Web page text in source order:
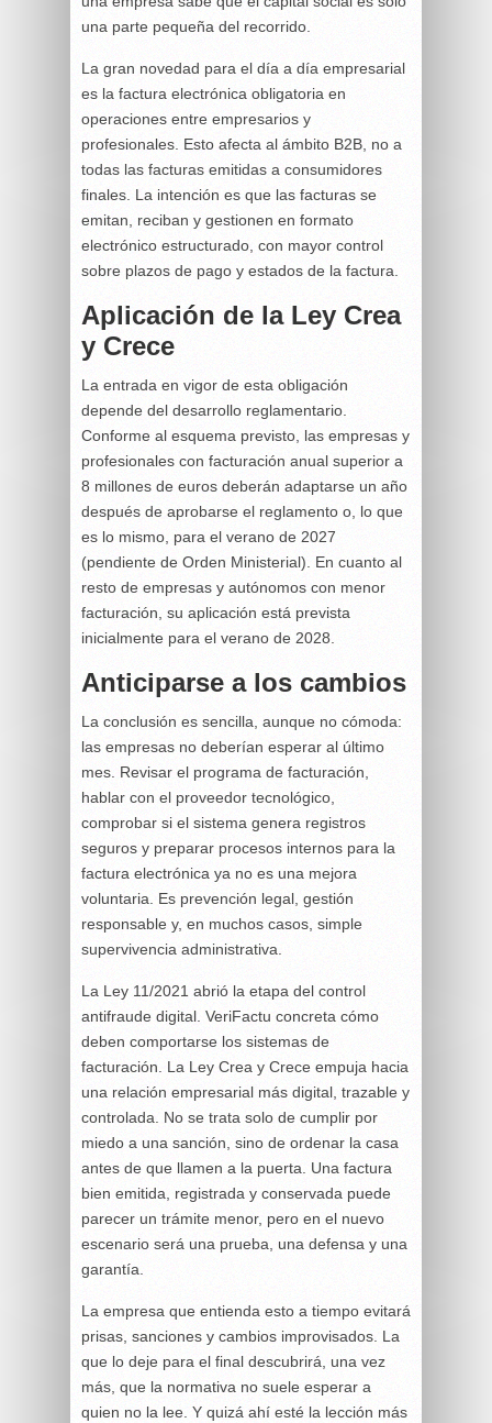
una parte pequeña del recorrido.
La gran novedad para el día a día empresarial
es la factura electrónica obligatoria en
operaciones entre empresarios y
profesionales. Esto afecta al ámbito B2B, no a
todas las facturas emitidas a consumidores
finales. La intención es que las facturas se
emitan, reciban y gestionen en formato
electrónico estructurado, con mayor control
sobre plazos de pago y estados de la factura.
Aplicación de la Ley Crea
y Crece
La entrada en vigor de esta obligación
depende del desarrollo reglamentario.
Conforme al esquema previsto, las empresas y
profesionales con facturación anual superior a
8 millones de euros deberán adaptarse un año
después de aprobarse el reglamento o, lo que
es lo mismo, para el verano de 2027
(pendiente de Orden Ministerial). En cuanto al
resto de empresas y autónomos con menor
facturación, su aplicación está prevista
inicialmente para el verano de 2028.
Anticiparse a los cambios
La conclusión es sencilla, aunque no cómoda:
las empresas no deberían esperar al último
mes. Revisar el programa de facturación,
hablar con el proveedor tecnológico,
comprobar si el sistema genera registros
seguros y preparar procesos internos para la
factura electrónica ya no es una mejora
voluntaria. Es prevención legal, gestión
responsable y, en muchos casos, simple
supervivencia administrativa.
La Ley 11/2021 abrió la etapa del control
antifraude digital. VeriFactu concreta cómo
deben comportarse los sistemas de
facturación. La Ley Crea y Crece empuja hacia
una relación empresarial más digital, trazable y
controlada. No se trata solo de cumplir por
miedo a una sanción, sino de ordenar la casa
antes de que llamen a la puerta. Una factura
bien emitida, registrada y conservada puede
parecer un trámite menor, pero en el nuevo
escenario será una prueba, una defensa y una
garantía.
La empresa que entienda esto a tiempo evitará
prisas, sanciones y cambios improvisados. La
que lo deje para el final descubrirá, una vez
más, que la normativa no suele esperar a
quien no la lee. Y quizá ahí esté la lección más